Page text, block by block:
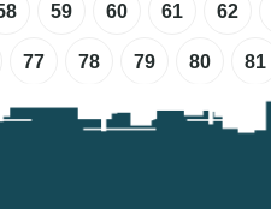
59 60 61 62
77 78 79 80 81